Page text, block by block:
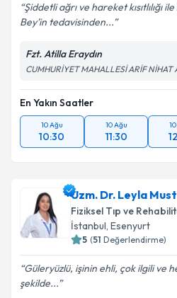
Şiddetli ağrı ve hareket kısıtlılığı
Bey’in tedavisinden...
Fzt. Atilla Eraydın
CUMHURİYET MAHALLESİ ARİF NİHAT
En Yakın Saatler
10 Ağu
10:30
10 Ağu
11:30
Uzm. Dr. Leyla
Fiziksel Tıp ve
İstanbul, Esenyurt
5 (51 Değerlendirme)
Güleryüzlü, işinin ehli, çok ilgili ve
şekilde...